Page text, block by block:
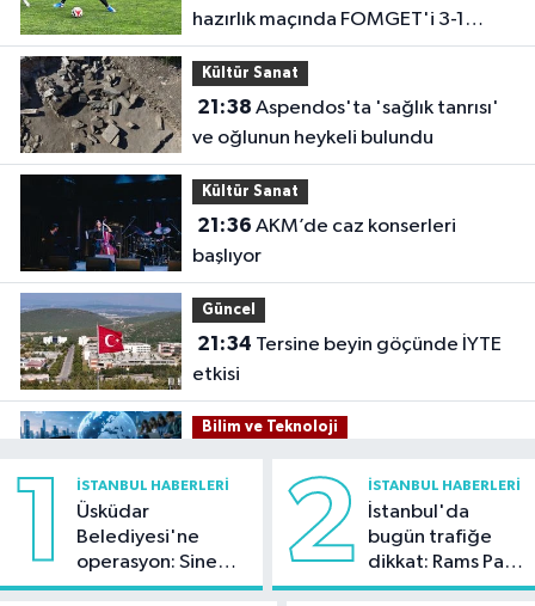
hazırlık maçında FOMGET'i 3-1
mağlup etti
Kültür Sanat
21:38
ve oğlunun heykeli bulundu
Kültür Sanat
21:36
başlıyor
Güncel
21:34
etkisi
Bilim ve Teknoloji
oranı yüzde 92,3 oldu
Bilim ve Teknoloji
1 İSTANBUL HABERLERI
Üsküdar
Belediyesi'ne
operasyon: Sinem
Dedetaş'a
2 İSTANBUL HABERLERI
İstanbul'da
bugün trafiğe
dikkat: Rams Park
çevresinde bazı